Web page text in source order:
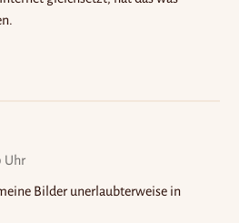
Uhr
Bilder unerlaubterweise in